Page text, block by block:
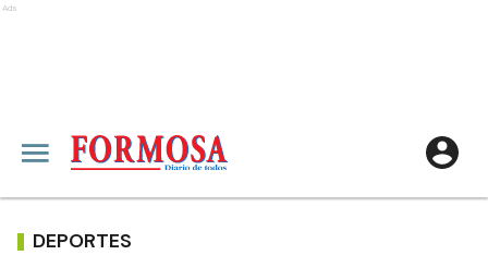
Ads
DEPORTES